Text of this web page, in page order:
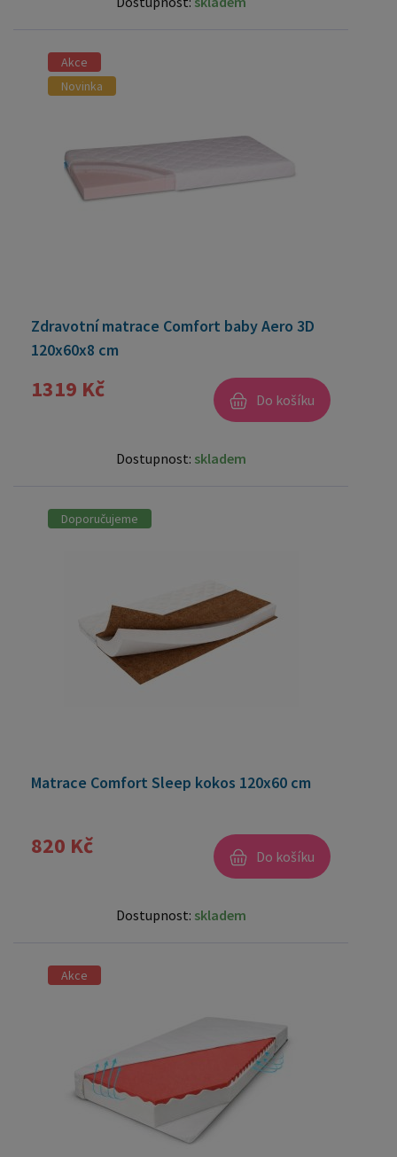
Akce
Novinka
Zdravotní matrace Comfort baby Aero 3D
120x60x8 cm
1319 Kč Do košíku
Dostupnost: skladem
Doporučujeme
Matrace Comfort Sleep kokos 120x60 cm
820 Kč Do košíku
Dostupnost: skladem
Akce